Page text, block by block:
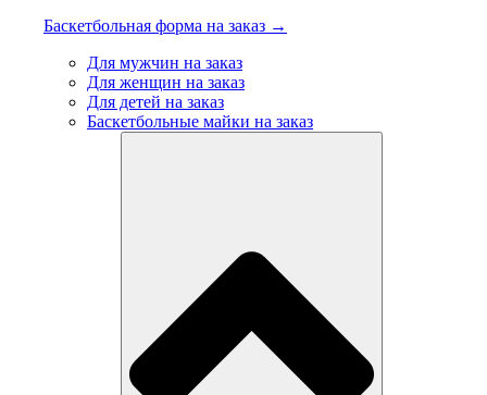
Баскетбольная форма на заказ →
Для мужчин на заказ
Для женщин на заказ
Для детей на заказ
Баскетбольные майки на заказ